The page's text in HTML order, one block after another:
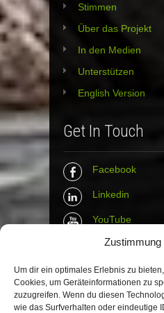
Zustimmung
Um dir ein optimales Erlebnis zu
Cookies, um Geräteinformationen zu
zuzugreifen. Wenn du diesen
wie das Surfverhalten oder eindeutige
Stimmen
Über das Projekt
In den Medien
Unterstützen
English Version
Get In Touch
Facebook
Linkedin
YouTube
Instagram
Tumblr